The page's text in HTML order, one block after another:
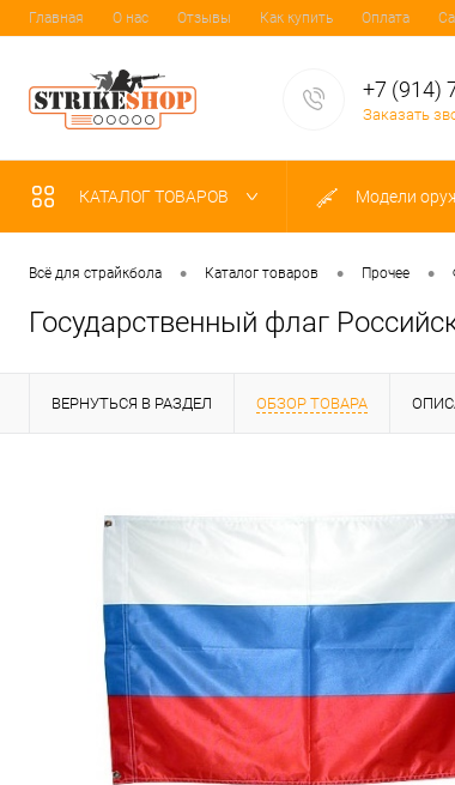
Главная О нас Отзывы Как купить Оплата
+7 (914)
Заказать
КАТАЛОГ ТОВАРОВ Модели
Всё для страйкбола • Каталог товаров • Прочее •
Государственный флаг
ВЕРНУТЬСЯ В РАЗДЕЛ ОБЗОР ТОВАРА